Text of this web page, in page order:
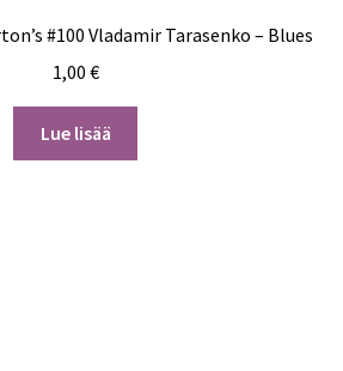
#100 Vladamir Tarasenko – Blues
1,00 €
Lue lisää